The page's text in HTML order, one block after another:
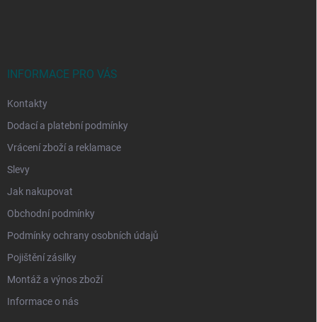
INFORMACE PRO VÁS
Kontakty
Dodací a platební podmínky
Vrácení zboží a reklamace
Slevy
Jak nakupovat
Obchodní podmínky
Podmínky ochrany osobních údajů
Pojištění zásilky
Montáž a výnos zboží
Informace o nás